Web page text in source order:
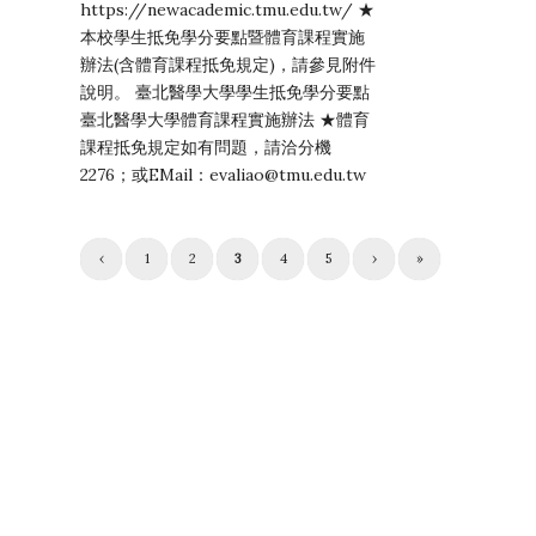
https://newacademic.tmu.edu.tw/ ★
本校學生抵免學分要點暨體育課程實施
辦法(含體育課程抵免規定)，請參見附件
說明。 臺北醫學大學學生抵免學分要點
臺北醫學大學體育課程實施辦法 ★體育
課程抵免規定如有問題，請洽分機
2276；或EMail：evaliao@tmu.edu.tw
‹ 1 2 3 4 5 › »